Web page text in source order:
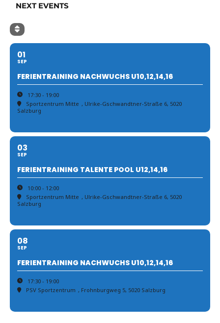
NEXT EVENTS
01
SEP
FERIENTRAINING NACHWUCHS U10,12,14,16
17:30 - 19:00
Sportzentrum Mitte , Ulrike-Gschwandtner-Straße 6, 5020
Salzburg
03
SEP
FERIENTRAINING TALENTE POOL U12,14,16
10:00 - 12:00
Sportzentrum Mitte , Ulrike-Gschwandtner-Straße 6, 5020
Salzburg
08
SEP
FERIENTRAINING NACHWUCHS U10,12,14,16
17:30 - 19:00
PSV Sportzentrum , Frohnburgweg 5, 5020 Salzburg